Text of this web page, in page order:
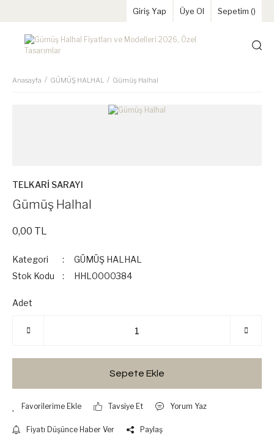
Giriş Yap Üye Ol Sepetim ()
Anasayfa GÜMÜŞ HALHAL Gümüş Halhal
TELKARİ SARAYI
Gümüş Halhal
0,00 TL
Kategori
GÜMÜŞ HALHAL
Stok Kodu
HHL0000384
Adet
Sepete Ekle
Tavsiye Et Yorum Yaz
Fiyatı Düşünce Haber Ver Paylaş